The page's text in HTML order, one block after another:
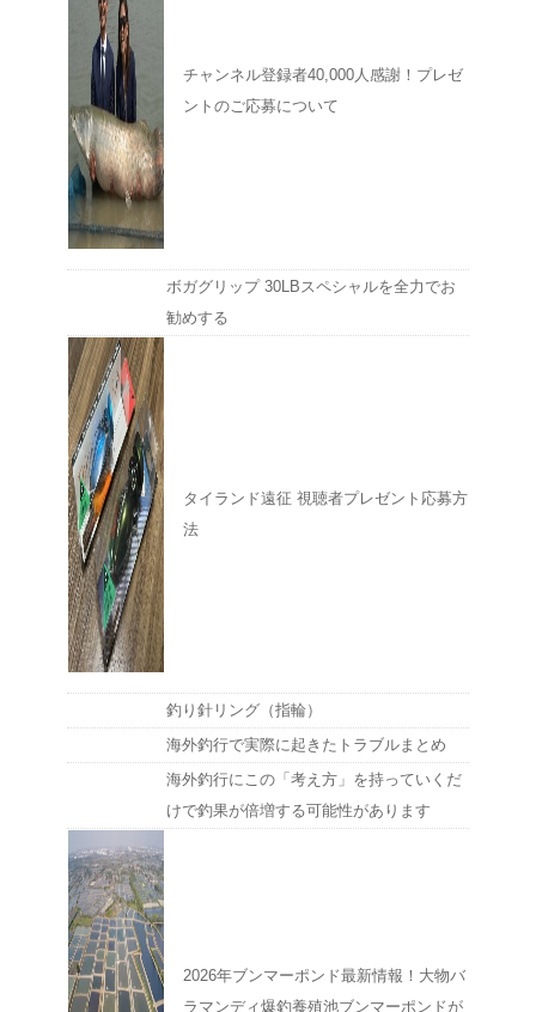
チャンネル登録者40,000人感謝！プレゼ
ントのご応募について
ボガグリップ 30LBスペシャルを全力でお
勧めする
タイランド遠征 視聴者プレゼント応募方
法
釣り針リング（指輪）
海外釣行で実際に起きたトラブルまとめ
海外釣行にこの「考え方」を持っていくだ
けで釣果が倍増する可能性があります
2026年ブンマーポンド最新情報！大物バ
ラマンディ爆釣養殖池ブンマーポンドが